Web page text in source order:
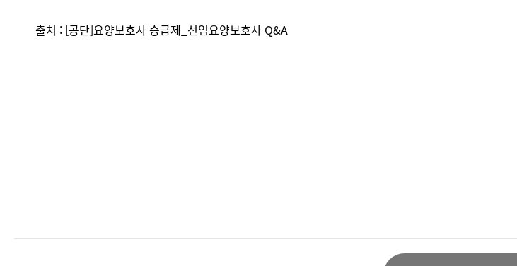
출처 : [공단]요양보호사 승급제_선임요양보호사 Q&A